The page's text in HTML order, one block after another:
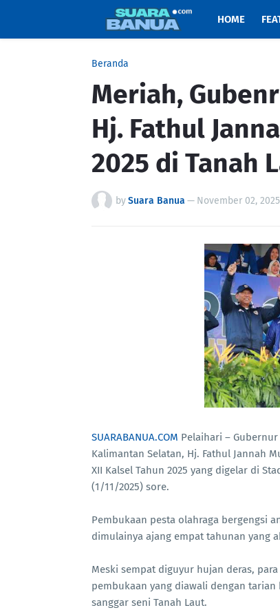
HOME
Beranda
Meriah,
Hj. Fathul
2025 di Tanah
bySuara Banua — November 02, 2025
SUARABANUA.COM Pelaihari –
Kalimantan Selatan, Hj. Fathul Jannah
XII Kalsel Tahun 2025 yang digelar di
(1/11/2025) sore.
Pembukaan pesta olahraga bergengsi
dimulainya ajang empat tahunan yang
Meski sempat diguyur hujan deras,
pembukaan yang diawali dengan tarian
sanggar seni Tanah Laut.